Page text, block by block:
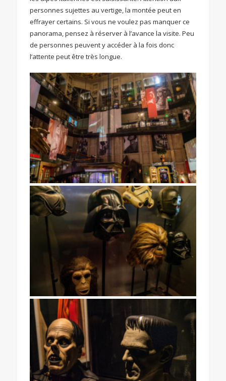
personnes sujettes au vertige, la montée peut en
effrayer certains. Si vous ne voulez pas manquer ce
panorama, pensez à réserver à l’avance la visite. Peu
de personnes peuvent y accéder à la fois donc
l’attente peut être très longue.